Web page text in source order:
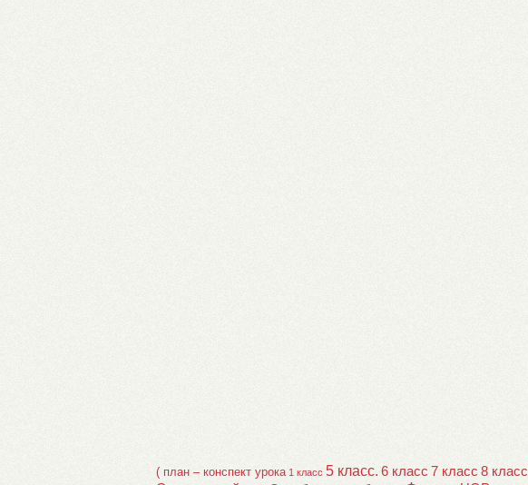
( план – конспект урока 1 класс 5 класс. 6 класс 7 класс 8 класс